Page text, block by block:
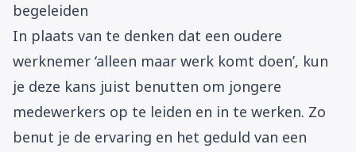
begeleiden
In plaats van te denken dat een oudere
werknemer ‘alleen maar werk komt doen’, kun
je deze kans juist benutten om jongere
medewerkers op te leiden en in te werken. Zo
benut je de ervaring en het geduld van een